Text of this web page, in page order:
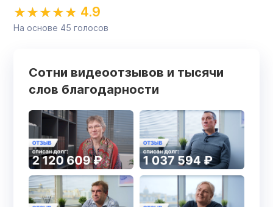
4.9
На основе 45 голосов
Сотни видеоотзывов и тысячи
слов благодарности